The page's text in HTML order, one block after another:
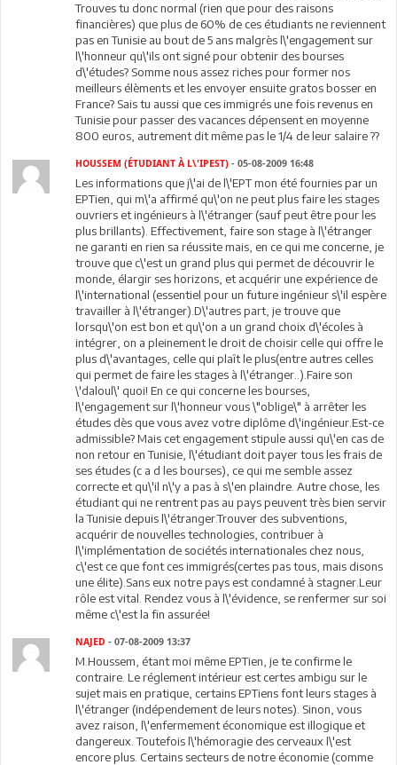
Trouves tu donc normal (rien que pour des raisons
financières) que plus de 60% de ces étudiants ne reviennent
pas en Tunisie au bout de 5 ans malgrès l\'engagement sur
l\'honneur qu\'ils ont signé pour obtenir des bourses
d\'études? Somme nous assez riches pour former nos
meilleurs élèments et les envoyer ensuite gratos bosser en
France? Sais tu aussi que ces immigrés une fois revenus en
Tunisie pour passer des vacances dépensent en moyenne
800 euros, autrement dit même pas le 1/4 de leur salaire ??
HOUSSEM (ÉTUDIANT À L\'IPEST) - 05-08-2009 16:48
Les informations que j\'ai de l\'EPT mon été fournies par un
EPTien, qui m\'a affirmé qu\'on ne peut plus faire les stages
ouvriers et ingénieurs à l\'étranger (sauf peut être pour les
plus brillants). Effectivement, faire son stage à l\'étranger
ne garanti en rien sa réussite mais, en ce qui me concerne, je
trouve que c\'est un grand plus qui permet de découvrir le
monde, élargir ses horizons, et acquérir une expérience de
l\'international (essentiel pour un future ingénieur s\'il espère
travailler à l\'étranger).D\'autres part, je trouve que
lorsqu\'on est bon et qu\'on a un grand choix d\'écoles à
intégrer, on a pleinement le droit de choisir celle qui offre le
plus d\'avantages, celle qui plaît le plus(entre autres celles
qui permet de faire les stages à l\'étranger..).Faire son
\'daloul\' quoi! En ce qui concerne les bourses,
l\'engagement sur l\'honneur vous \"oblige\" à arrêter les
études dès que vous avez votre diplôme d\'ingénieur.Est-ce
admissible? Mais cet engagement stipule aussi qu\'en cas de
non retour en Tunisie, l\'étudiant doit payer tous les frais de
ses études (c a d les bourses), ce qui me semble assez
correcte et qu\'il n\'y a pas à s\'en plaindre. Autre chose, les
étudiant qui ne rentrent pas au pays peuvent très bien servir
la Tunisie depuis l\'étranger.Trouver des subventions,
acquérir de nouvelles technologies, contribuer à
l\'implémentation de sociétés internationales chez nous,
c\'est ce que font ces immigrés(certes pas tous, mais disons
une élite).Sans eux notre pays est condamné à stagner.Leur
rôle est vital. Rendez vous à l\'évidence, se renfermer sur soi
même c\'est la fin assurée!
NAJED - 07-08-2009 13:37
M.Houssem, étant moi même EPTien, je te confirme le
contraire. Le réglement intérieur est certes ambigu sur le
sujet mais en pratique, certains EPTiens font leurs stages à
l\'étranger (indépendement de leurs notes). Sinon, vous
avez raison, l\'enfermement économique est illogique et
dangereux. Toutefois l\'hémoragie des cerveaux l\'est
encore plus. Certains secteurs de notre économie (comme